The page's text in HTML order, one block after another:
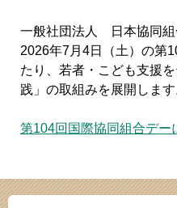
一般社団法人 日本協同組
2026年7月4日（土）の第
たり、若者・こども支援
践」の取組みを展開します
第104回国際協同組合デー